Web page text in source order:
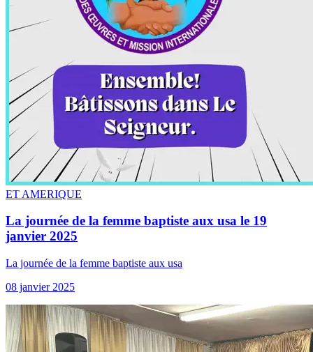
ET AMERIQUE
La journée de la femme baptiste aux usa le 19
janvier 2025
La journée de la femme baptiste aux usa
08 janvier 2025